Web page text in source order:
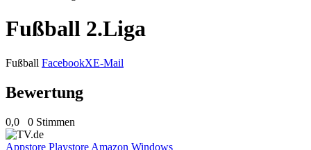
Fußball 2.Liga
Fußball FacebookXE-Mail
Bewertung
0,0 0 Stimmen
Appstore Playstore Amazon Windows